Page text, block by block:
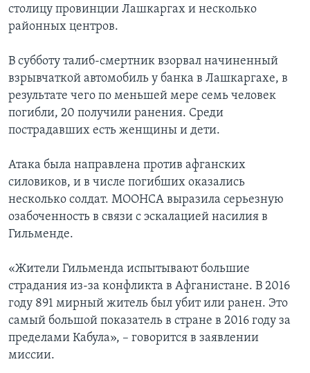
столицу провинции Лашкаргах и несколько
районных центров.
В субботу талиб-смертник взорвал начиненный
взрывчаткой автомобиль у банка в Лашкаргахе, в
результате чего по меньшей мере семь человек
погибли, 20 получили ранения. Среди
пострадавших есть женщины и дети.
Атака была направлена против афганских
силовиков, и в числе погибших оказались
несколько солдат. МООНСА выразила серьезную
озабоченность в связи с эскалацией насилия в
Гильменде.
«Жители Гильменда испытывают большие
страдания из-за конфликта в Афганистане. В 2016
году 891 мирный житель был убит или ранен. Это
самый большой показатель в стране в 2016 году за
пределами Кабула», – говорится в заявлении
миссии.